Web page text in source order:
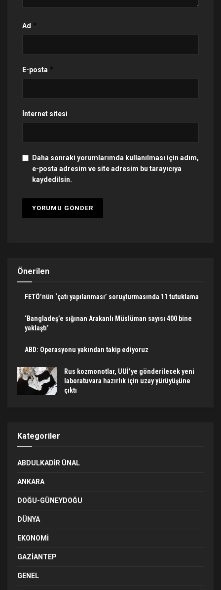
Ad *
E-posta *
İnternet sitesi
Daha sonraki yorumlarımda kullanılması için adım,
e-posta adresim ve site adresim bu tarayıcıya
kaydedilsin.
Önerilen
FETÖ’nün ‘çatı yapılanması’ soruşturmasında 11 tutuklama
‘Bangladeş’e sığınan Arakanlı Müslüman sayısı 400 bine
yaklaştı’
ABD: Operasyonu yakından takip ediyoruz
Rus kozmonotlar, UUİ’ye gönderilecek yeni
laboratuvara hazırlık için uzay yürüyüşüne
çıktı
Kategoriler
ABDULKADIR ÜNAL
ANKARA
DOĞU-GÜNEYDOĞU
DÜNYA
EKONOMI
GAZIANTEP
GENEL